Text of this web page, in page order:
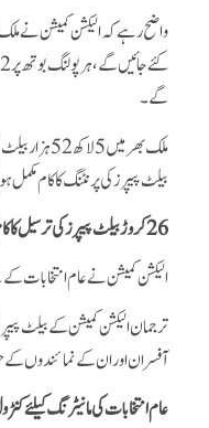
گے۔
ملک
بیلٹ پیپرز کی پرنٹنگ کا کام مکمل
26 کروڑ بیلٹ پیپرز کی ترسیل کا کام مکمل
الیکشن کمیشن نے عام انتخابات کے لیے 26 کروڑ بیلٹ پیپرز کی ترسیل کا کام
ترجمان الیکشن کمیشن کے بیلٹ
آفسران اور ان کے نمائندوں
عام انتخابات کی مانیٹرنگ کیلئے